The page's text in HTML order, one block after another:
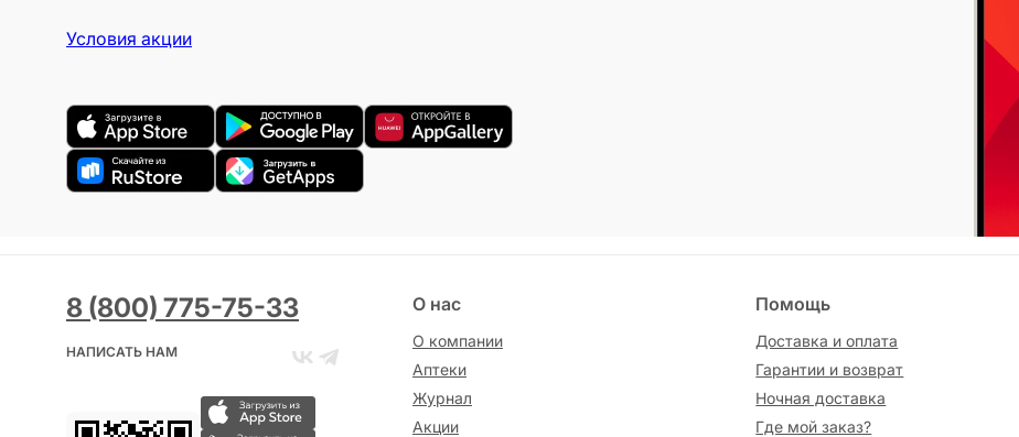
Условия акции
8 (800) 775-75-33
НАПИСАТЬ НАМ
О нас
О компании
Аптеки
Журнал
Акции
Помощь
Доставка и оплата
Гарантии и возврат
Ночная доставка
Где мой заказ?